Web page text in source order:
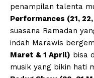
penampilan talenta
Performances (21,
suasana Ramadan
indah Marawis
Maret & 1 April) bisa
musik yang bikin hati